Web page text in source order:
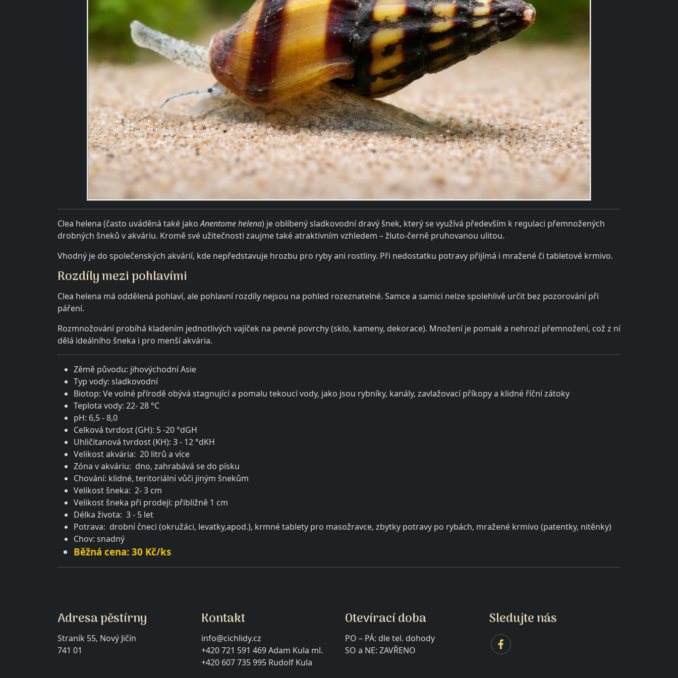
Clea helena (často uváděná také jakoAnentome helena) je oblíbený sladkovodní dravý šnek, který se využívá především k regulaci přemnožených
drobných šneků v akváriu. Kromě své užitečnosti zaujme také atraktivním vzhledem – žluto-černě pruhovanou ulitou.
Vhodný je do společenských akvárií, kde nepředstavuje hrozbu pro ryby ani rostliny. Při nedostatku potravy přijímá i mražené či tabletové krmivo.
Rozdíly mezi pohlavími
Clea helena má oddělená pohlaví, ale pohlavní rozdíly nejsou na pohled rozeznatelné. Samce a samici nelze spolehlivě určit bez pozorování při
páření.
Rozmnožování probíhá kladením jednotlivých vajíček na pevné povrchy (sklo, kameny, dekorace). Množení je pomalé a nehrozí přemnožení, což z ní
dělá ideálního šneka i pro menší akvária.
Zěmě původu: jihovýchodní Asie
Typ vody: sladkovodní
Biotop: Ve volné přírodě obývá stagnující a pomalu tekoucí vody, jako jsou rybníky, kanály, zavlažovací příkopy a klidné říční zátoky
Teplota vody: 22- 28 °C
pH: 6,5 - 8,0
Celková tvrdost (GH): 5 -20 °dGH
Uhličitanová tvrdost (KH): 3 - 12 °dKH
Velikost akvária: 20 litrů a více
Zóna v akváriu: dno, zahrabává se do písku
Chování: klidné, teritoriální vůči jiným šnekům
Velikost šneka: 2- 3 cm
Velikost šneka při prodeji: přibližně 1 cm
Délka života: 3 - 5 let
Potrava: drobní čneci (okružáci, levatky,apod.), krmné tablety pro masožravce, zbytky potravy po rybách, mražené krmivo (patentky, nitěnky)
Chov: snadný
Běžná cena: 30 Kč/ks
Adresa pěstírny
Straník 55, Nový Jičín
741 01
Kontakt
info@cichlidy.cz
+420 721 591 469 Adam Kula ml.
+420 607 735 995 Rudolf Kula
Otevírací doba
PO – PÁ: dle tel. dohody
SO a NE: ZAVŘENO
Sledujte nás